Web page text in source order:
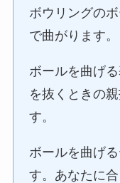
ボウリングの
で曲がります。
ボールを曲げ
を抜くときの
す。
ボールを曲げ
す。あなたに